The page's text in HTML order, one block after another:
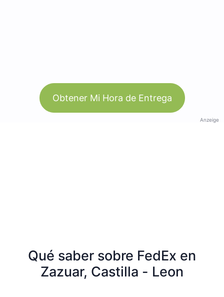
Obtener Mi Hora de Entrega
Anzeige
Qué saber sobre FedEx en
Zazuar, Castilla - Leon